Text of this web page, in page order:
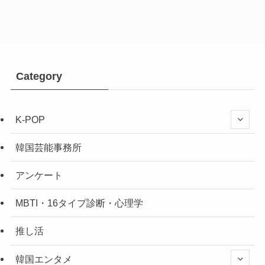
Category
K-POP
韓国芸能事務所
アンケート
MBTI・16タイプ診断・心理学
推し活
韓国エンタメ